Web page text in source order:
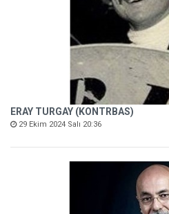
ERAY TURGAY (KONTRBAS)
29 Ekim 2024 Salı 20:36